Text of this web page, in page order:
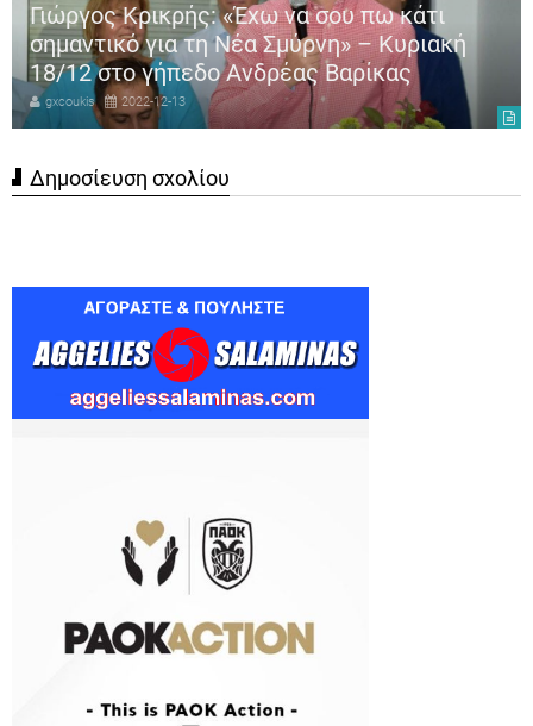
Γιώργος Κρικρής: «Έχω να σου πω κάτι
σημαντικό για τη Νέα Σμύρνη» – Κυριακή
18/12 στο γήπεδο Ανδρέας Βαρίκας
gxcoukis 2022-12-13
Δημοσίευση σχολίου